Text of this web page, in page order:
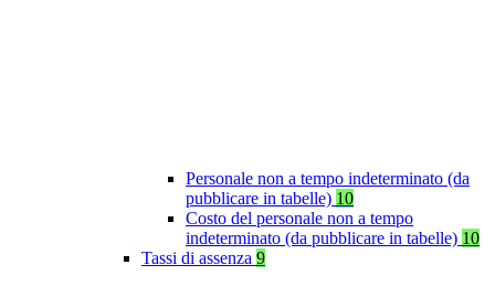
Personale non a tempo indeterminato (da
pubblicare in tabelle) 10
Costo del personale non a tempo
indeterminato (da pubblicare in tabelle) 10
Tassi di assenza 9